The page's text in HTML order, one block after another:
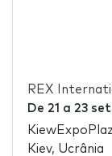
REX
De 21 a 23
Kiev, Ucrânia